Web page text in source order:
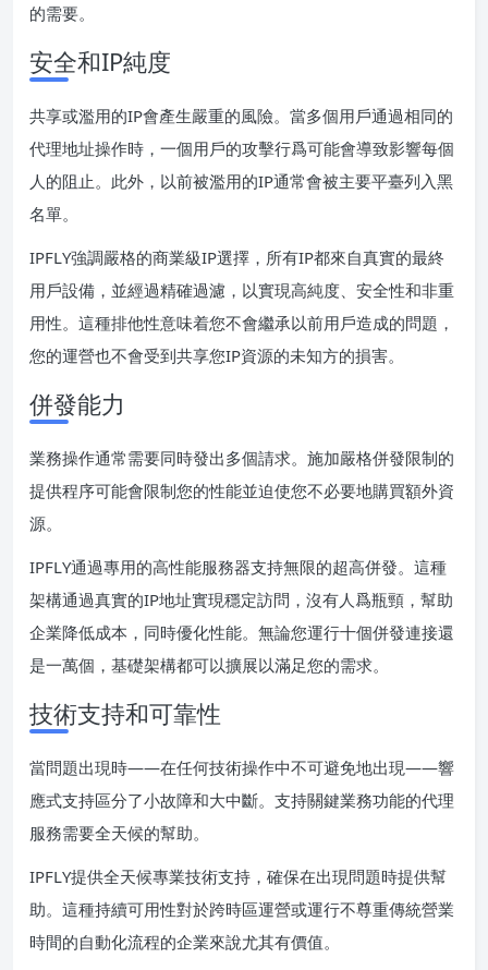
的需要。
安全和IP純度
共享或濫用的IP會產生嚴重的風險。當多個用戶通過相同的
代理地址操作時，一個用戶的攻擊行爲可能會導致影響每個
人的阻止。此外，以前被濫用的IP通常會被主要平臺列入黑
名單。
IPFLY強調嚴格的商業級IP選擇，所有IP都來自真實的最終
用戶設備，並經過精確過濾，以實現高純度、安全性和非重
用性。這種排他性意味着您不會繼承以前用戶造成的問題，
您的運營也不會受到共享您IP資源的未知方的損害。
併發能力
業務操作通常需要同時發出多個請求。施加嚴格併發限制的
提供程序可能會限制您的性能並迫使您不必要地購買額外資
源。
IPFLY通過專用的高性能服務器支持無限的超高併發。這種
架構通過真實的IP地址實現穩定訪問，沒有人爲瓶頸，幫助
企業降低成本，同時優化性能。無論您運行十個併發連接還
是一萬個，基礎架構都可以擴展以滿足您的需求。
技術支持和可靠性
當問題出現時——在任何技術操作中不可避免地出現——響
應式支持區分了小故障和大中斷。支持關鍵業務功能的代理
服務需要全天候的幫助。
IPFLY提供全天候專業技術支持，確保在出現問題時提供幫
助。這種持續可用性對於跨時區運營或運行不尊重傳統營業
時間的自動化流程的企業來說尤其有價值。